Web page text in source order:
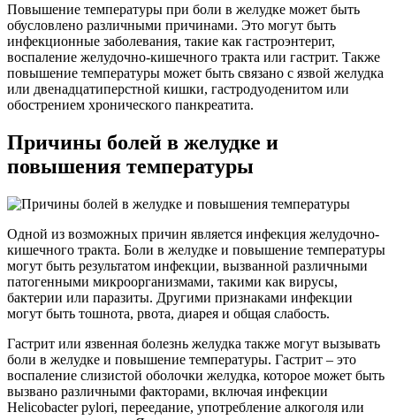
Повышение температуры при боли в желудке может быть
обусловлено различными причинами. Это могут быть
инфекционные заболевания, такие как гастроэнтерит,
воспаление желудочно-кишечного тракта или гастрит. Также
повышение температуры может быть связано с язвой желудка
или двенадцатиперстной кишки, гастродуоденитом или
обострением хронического панкреатита.
Причины болей в желудке и
повышения температуры
Одной из возможных причин является инфекция желудочно-
кишечного тракта. Боли в желудке и повышение температуры
могут быть результатом инфекции, вызванной различными
патогенными микроорганизмами, такими как вирусы,
бактерии или паразиты. Другими признаками инфекции
могут быть тошнота, рвота, диарея и общая слабость.
Гастрит или язвенная болезнь желудка также могут вызывать
боли в желудке и повышение температуры. Гастрит – это
воспаление слизистой оболочки желудка, которое может быть
вызвано различными факторами, включая инфекции
Helicobacter pylori, переедание, употребление алкоголя или